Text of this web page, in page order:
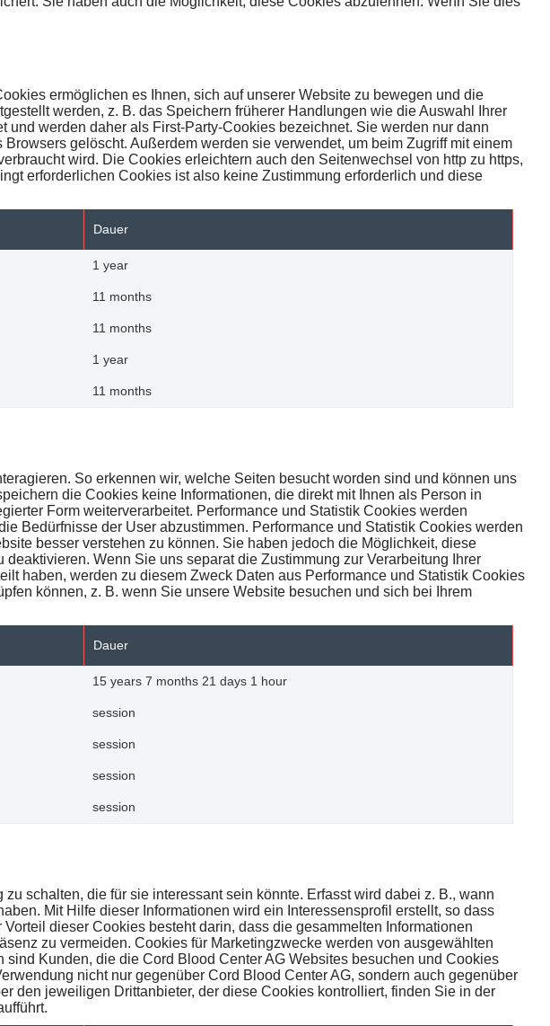
ermöglichen es Ihnen, sich auf unserer Website zu bewegen und die
werden, z. B. das Speichern früherer Handlungen wie die Auswahl Ihrer
werden daher als First-Party-Cookies bezeichnet. Sie werden nur dann
gelöscht. Außerdem werden sie verwendet, um beim Zugriff mit einem
wird. Die Cookies erleichtern auch den Seitenwechsel von http zu https,
erforderlichen Cookies ist also keine Zustimmung erforderlich und diese
Dauer
1 year
11 months
11 months
1 year
11 months
So erkennen wir, welche Seiten besucht worden sind und können uns
die Cookies keine Informationen, die direkt mit Ihnen als Person in
Form weiterverarbeitet. Performance und Statistik Cookies werden
Bedürfnisse der User abzustimmen. Performance und Statistik Cookies werden
besser verstehen zu können. Sie haben jedoch die Möglichkeit, diese
Wenn Sie uns separat die Zustimmung zur Verarbeitung Ihrer
haben, werden zu diesem Zweck Daten aus Performance und Statistik Cookies
können, z. B. wenn Sie unsere Website besuchen und sich bei Ihrem
Dauer
15 years 7 months 21 days 1 hour
session
session
session
session
schalten, die für sie interessant sein könnte. Erfasst wird dabei z. B., wann
Mit Hilfe dieser Informationen wird ein Interessensprofil erstellt, so dass
dieser Cookies besteht darin, dass die gesammelten Informationen
zu vermeiden. Cookies für Marketingzwecke werden von ausgewählten
Kunden, die die Cord Blood Center AG Websites besuchen und Cookies
nicht nur gegenüber Cord Blood Center AG, sondern auch gegenüber
den jeweiligen Drittanbieter, der diese Cookies kontrolliert, finden Sie in der